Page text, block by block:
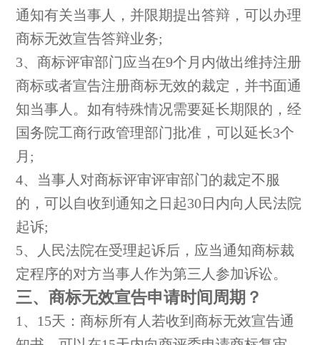
通知有关当事人，并限期提出答辩，可以办理
商标无效宣告答辩业务;
3、商标评审部门应当在9个月内做出维持注册
商标或者宣告注册商标无效的裁定，并书面通
知当事人。如有特殊情况需要延长期限的，经
国务院工商行政管理部门批准，可以延长3个
月;
4、当事人对商标评审评审部门的裁定不服
的，可以自收到通知之日起30日内向人民法院
起诉;
5、人民法院在受理起诉后，应当通知商标裁
定程序的对方当事人作为第三人参加诉讼。
三、商标无效宣告申请时间周期？
1、15天：商标所有人若收到商标无效宣告通